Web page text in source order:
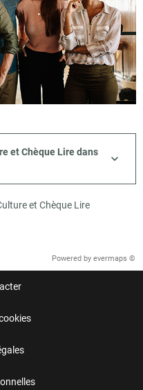
et Chèque Lire dans
et Chèque Lire
Powered by evermaps ©